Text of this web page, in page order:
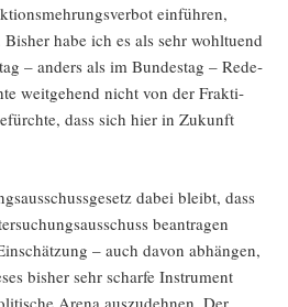
ein­füh­ren,
habe ich es als sehr wohl­tu­end
– anders als im Bun­des­tag – Rede­
weit­ge­hend nicht von der Frak­ti­
dass sich hier in Zukunft
dabei bleibt, dass
bean­tra­gen
– auch davon abhän­gen,
bis­her sehr schar­fe Instru­ment
Are­na aus­zu­deh­nen. Der